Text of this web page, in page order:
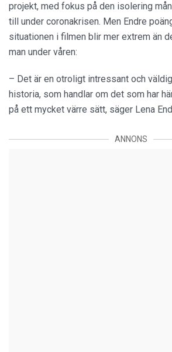
projekt, med fokus på den isolering
till under coronakrisen. Men Endre
situationen i filmen blir mer extrem än
man under våren:
– Det är en otroligt intressant och
historia, som handlar om det som har
på ett mycket värre sätt, säger Lena
ANNONS